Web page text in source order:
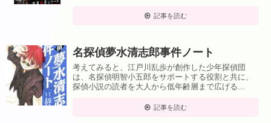
記事を読む
名探偵夢水清志郎事件ノート
考えてみると、江戸川乱歩が創作した少年探偵団
は、名探偵明智小五郎をサポートする役割と共に、
探偵小説の読者を大人から低年齢層まで広げる...
記事を読む